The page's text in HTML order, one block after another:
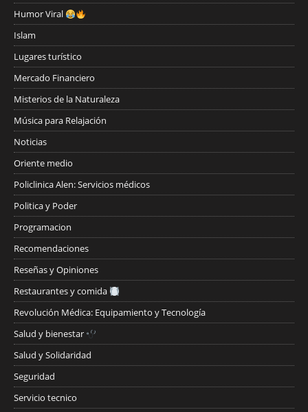
Humor Viral
Islam
Lugares turístico
Mercado Financiero
Misterios de la Naturaleza
Música para Relajación
Noticias
Oriente medio
Policlinica Alen: Servicios médicos
Politica y Poder
Programacion
Recomendaciones
Reseñas y Opiniones
Restaurantes y comida
Revolución Médica: Equipamiento y Tecnología
Salud y bienestar
Salud y Solidaridad
Seguridad
Servicio tecnico